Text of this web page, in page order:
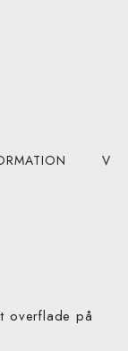
overflade på